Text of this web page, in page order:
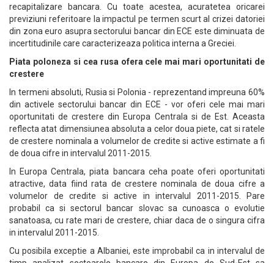
recapitalizare bancara. Cu toate acestea, acuratetea oricarei
previziuni referitoare la impactul pe termen scurt al crizei datoriei
din zona euro asupra sectorului bancar din ECE este diminuata de
incertitudinile care caracterizeaza politica interna a Greciei.
Piata poloneza si cea rusa ofera cele mai mari oportunitati de
crestere
In termeni absoluti, Rusia si Polonia - reprezentand impreuna 60%
din activele sectorului bancar din ECE - vor oferi cele mai mari
oportunitati de crestere din Europa Centrala si de Est. Aceasta
reflecta atat dimensiunea absoluta a celor doua piete, cat si ratele
de crestere nominala a volumelor de credite si active estimate a fi
de doua cifre in intervalul 2011-2015.
In Europa Centrala, piata bancara ceha poate oferi oportunitati
atractive, data fiind rata de crestere nominala de doua cifre a
volumelor de credite si active in intervalul 2011-2015. Pare
probabil ca si sectorul bancar slovac sa cunoasca o evolutie
sanatoasa, cu rate mari de crestere, chiar daca de o singura cifra
in intervalul 2011-2015.
Cu posibila exceptie a Albaniei, este improbabil ca in intervalul de